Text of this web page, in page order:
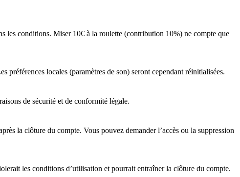
les conditions. Miser 10€ à la roulette (contribution 10%) ne compte que
locales (paramètres de son) seront cependant réinitialisées.
de sécurité et de conformité légale.
la clôture du compte. Vous pouvez demander l’accès ou la suppression
les conditions d’utilisation et pourrait entraîner la clôture du compte.